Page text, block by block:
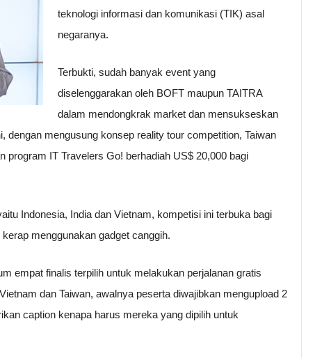
teknologi informasi dan komunikasi (TIK) asal
negaranya.
Terbukti, sudah banyak event yang
diselenggarakan oleh BOFT maupun TAITRA
dalam mendongkrak market dan mensukseskan
dengan mengusung konsep reality tour competition, Taiwan
program IT Travelers Go! berhadiah US$ 20,000 bagi
Indonesia, India dan Vietnam, kompetisi ini terbuka bagi
menggunakan gadget canggih.
empat finalis terpilih untuk melakukan perjalanan gratis
dan Taiwan, awalnya peserta diwajibkan mengupload 2
caption kenapa harus mereka yang dipilih untuk